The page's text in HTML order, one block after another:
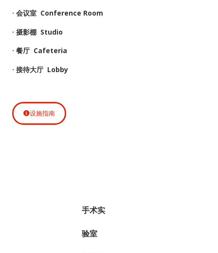
· 会议室 Conference Room
· 摄影棚 Studio
· 餐厅 Cafeteria
· 接待大厅 Lobby
设施指南
手术实
验室